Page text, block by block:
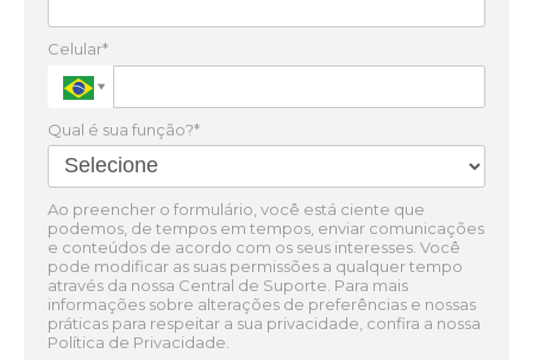
Celular*
Qual é sua função?*
Ao preencher o formulário, você está ciente que
podemos, de tempos em tempos, enviar comunicações
e conteúdos de acordo com os seus interesses. Você
pode modificar as suas permissões a qualquer tempo
através da nossa Central de Suporte. Para mais
informações sobre alterações de preferências e nossas
práticas para respeitar a sua privacidade, confira a nossa
Política de Privacidade.